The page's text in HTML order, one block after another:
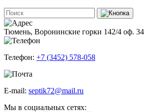
Тюмень, Воронинские горки 142/4 оф. 34
Телефон: +7 (3452) 578-058
E-mail: septik72@mail.ru
Мы в социальных сетях: